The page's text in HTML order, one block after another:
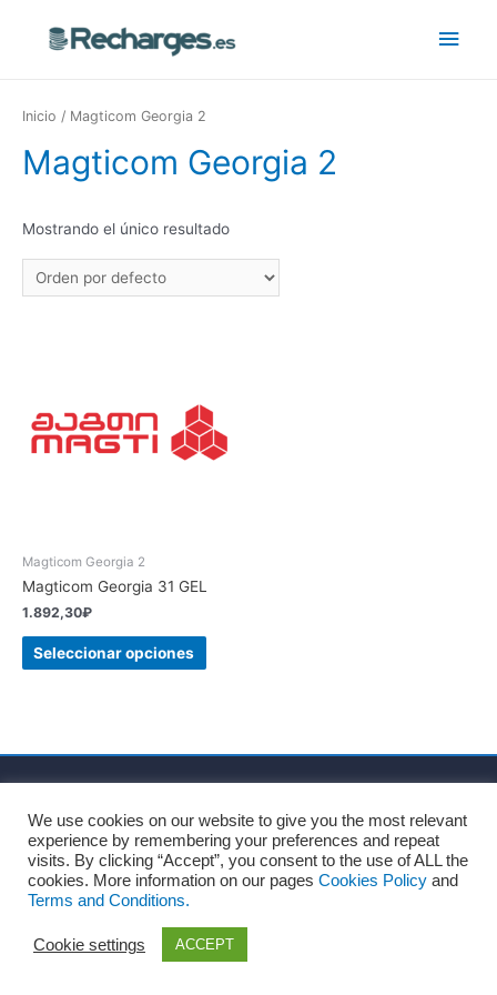
Inicio / Magticom Georgia 2
Magticom Georgia 2
Mostrando el único resultado
Magticom Georgia 2
Magticom Georgia 31 GEL
1.892,30₽
Seleccionar opciones
Política de privacidad
Política de cookies
Consentimiento para el tratamiento de datos personales
Blog
Contacto
Copyright © 2026
We use cookies on our website to give you the most relevant
experience by remembering your preferences and repeat
visits. By clicking “Accept”, you consent to the use of ALL the
cookies. More information on our pages Cookies Policy and
Terms and Conditions.
Cookie settings ACCEPT